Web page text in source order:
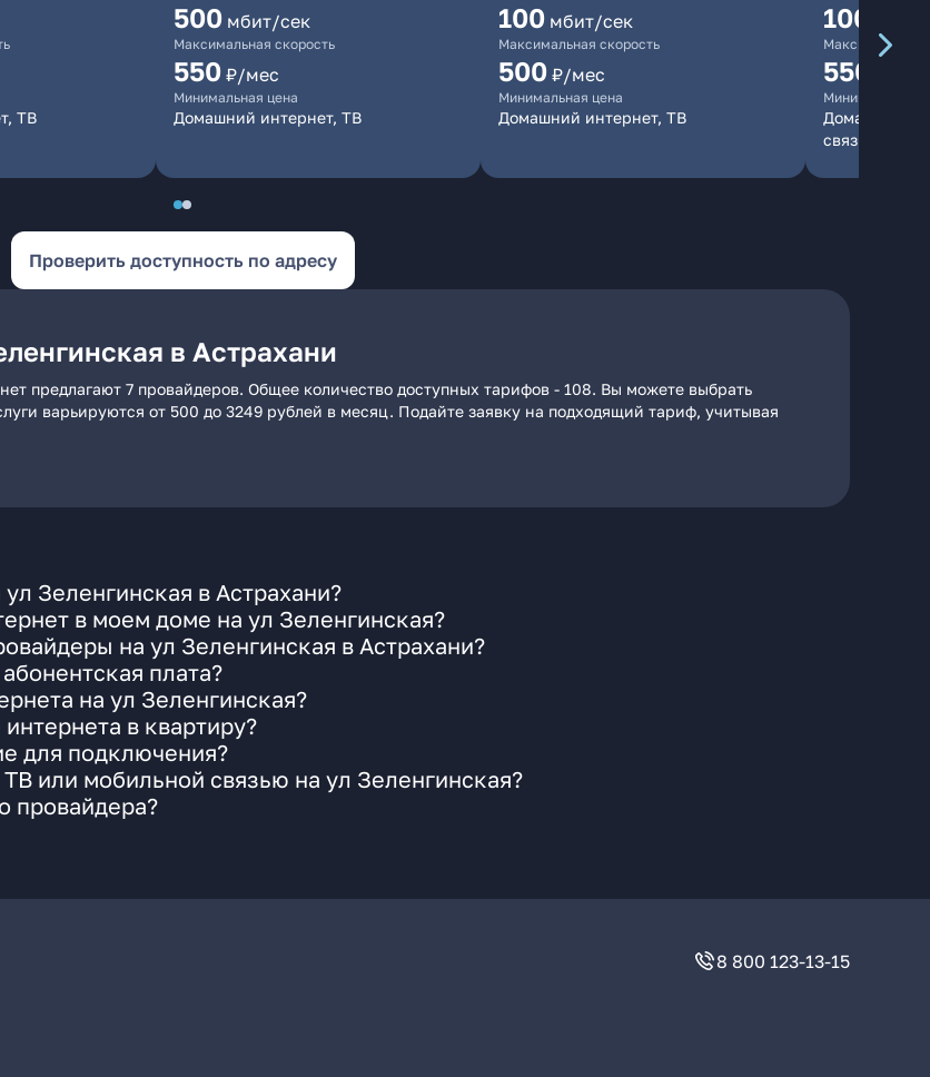
ТВ
500 мбит/сек
Максимальная скорость
550 ₽/мес
Минимальная цена
Домашний интернет, ТВ
100 мбит/сек
Максимальная скорость
500 ₽/мес
Минимальная цена
Домашний интернет, ТВ
1000
Максимальная
550
Минимальная
Домашний
связь
Проверить доступность по адресу
в Астрахани
предлагают 7 провайдеров. Общее количество доступных тарифов - 108. Вы можете выбрать
варьируются от 500 до 3249 рублей в месяц. Подайте заявку на подходящий тариф, учитывая
Зеленгинская в Астрахани?
в моем доме на ул Зеленгинская?
на ул Зеленгинская в Астрахани?
плата?
на ул Зеленгинская?
в квартиру?
для подключения?
или мобильной связью на ул Зеленгинская?
провайдера?
8 800 123-13-15